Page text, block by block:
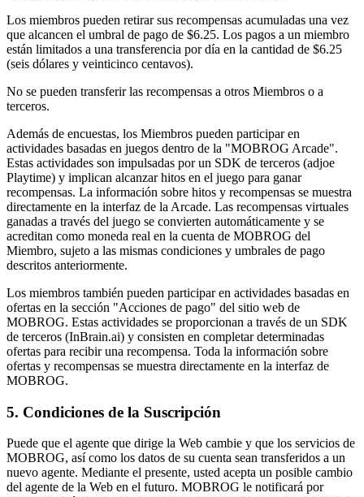
Los miembros pueden retirar sus recompensas acumuladas una vez
que alcancen el umbral de pago de $6.25. Los pagos a un miembro
están limitados a una transferencia por día en la cantidad de $6.25
(seis dólares y veinticinco centavos).
No se pueden transferir las recompensas a otros Miembros o a
terceros.
Además de encuestas, los Miembros pueden participar en
actividades basadas en juegos dentro de la "MOBROG Arcade".
Estas actividades son impulsadas por un SDK de terceros (adjoe
Playtime) y implican alcanzar hitos en el juego para ganar
recompensas. La información sobre hitos y recompensas se muestra
directamente en la interfaz de la Arcade. Las recompensas virtuales
ganadas a través del juego se convierten automáticamente y se
acreditan como moneda real en la cuenta de MOBROG del
Miembro, sujeto a las mismas condiciones y umbrales de pago
descritos anteriormente.
Los miembros también pueden participar en actividades basadas en
ofertas en la sección "Acciones de pago" del sitio web de
MOBROG. Estas actividades se proporcionan a través de un SDK
de terceros (InBrain.ai) y consisten en completar determinadas
ofertas para recibir una recompensa. Toda la información sobre
ofertas y recompensas se muestra directamente en la interfaz de
MOBROG.
5. Condiciones de la Suscripción
Puede que el agente que dirige la Web cambie y que los servicios de
MOBROG, así como los datos de su cuenta sean transferidos a un
nuevo agente. Mediante el presente, usted acepta un posible cambio
del agente de la Web en el futuro. MOBROG le notificará por